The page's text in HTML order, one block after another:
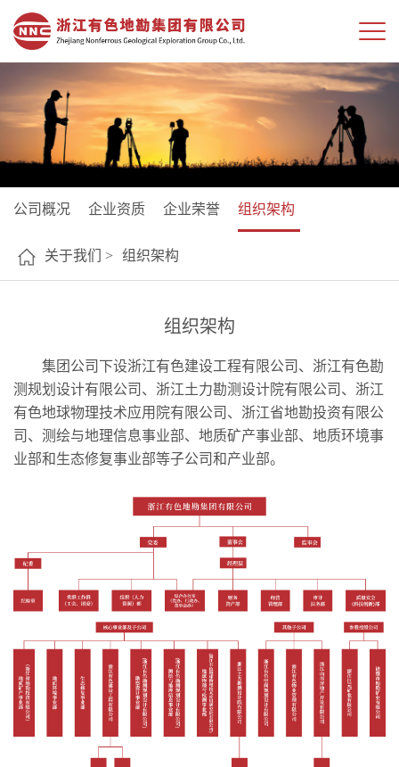
公司概况 企业资质 企业荣誉 组织架构
关于我们 > 组织架构
组织架构
集团公司下设浙江有色建设工程有限公司、浙江有色勘
测规划设计有限公司、浙江土力勘测设计院有限公司、浙江
有色地球物理技术应用院有限公司、浙江省地勘投资有限公
司、测绘与地理信息事业部、地质矿产事业部、地质环境事
业部和生态修复事业部等子公司和产业部。